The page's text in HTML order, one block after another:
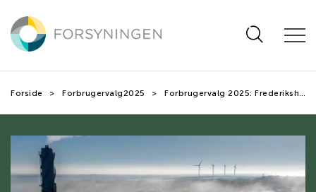
hovedindhold
Forside Forbrugervalg2025 Forbrugervalg 2025: Frederikshavn Varme A/S